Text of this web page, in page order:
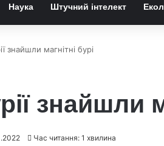
Наука Штучний інтелект
знайшли магнітні бурі
знайшли
Час читання: 1 хвилина